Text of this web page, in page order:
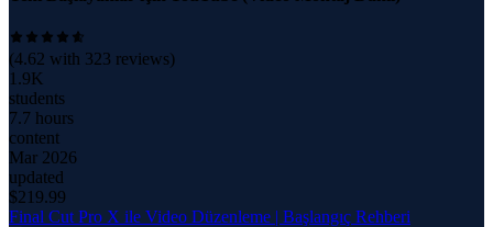
(4.62 with 323 reviews)
1.9K
students
7.7 hours
content
Mar 2026
updated
$219.99
Final Cut Pro X ile Video Düzenleme | Başlangıç Rehberi